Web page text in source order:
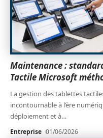
Maintenance :
Tactile Microsoft
La gestion des tablettes
incontournable à l’ère
déploiement et à…
Entreprise 01/06/2026